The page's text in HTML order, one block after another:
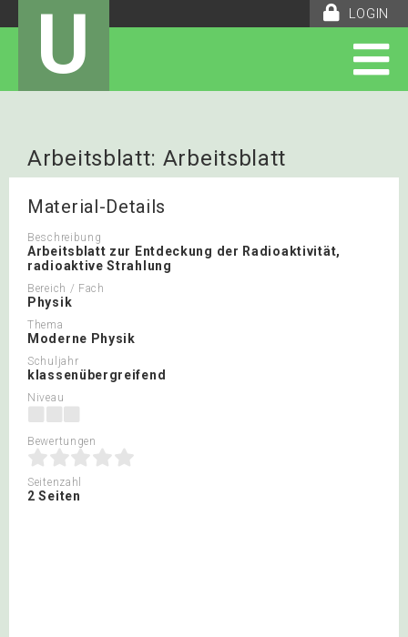
LOGIN
U
Arbeitsblatt: Arbeitsblatt
Radioaktivität
Material-Details
Beschreibung
Arbeitsblatt zur Entdeckung der Radioaktivität,
radioaktive Strahlung
Bereich / Fach
Physik
Thema
Moderne Physik
Schuljahr
klassenübergreifend
Niveau
Bewertungen
Seitenzahl
2 Seiten